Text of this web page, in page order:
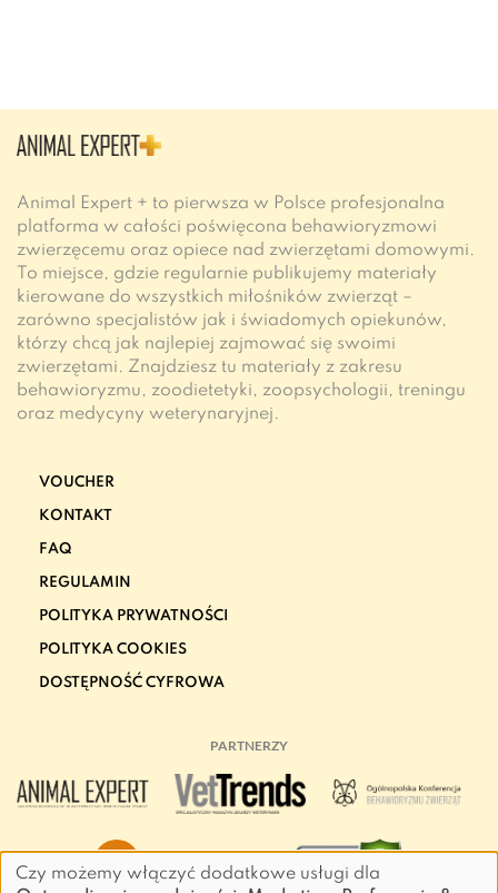
Animal Expert + to pierwsza w Polsce profesjonalna
platforma w całości poświęcona behawioryzmowi
zwierzęcemu oraz opiece nad zwierzętami domowymi.
To miejsce, gdzie regularnie publikujemy materiały
kierowane do wszystkich miłośników zwierząt –
zarówno specjalistów jak i świadomych opiekunów,
którzy chcą jak najlepiej zajmować się swoimi
zwierzętami. Znajdziesz tu materiały z zakresu
behawioryzmu, zoodietetyki, zoopsychologii, treningu
oraz medycyny weterynaryjnej.
VOUCHER
KONTAKT
FAQ
REGULAMIN
POLITYKA PRYWATNOŚCI
POLITYKA COOKIES
DOSTĘPNOŚĆ CYFROWA
PARTNERZY
Czy możemy włączyć dodatkowe usługi dla